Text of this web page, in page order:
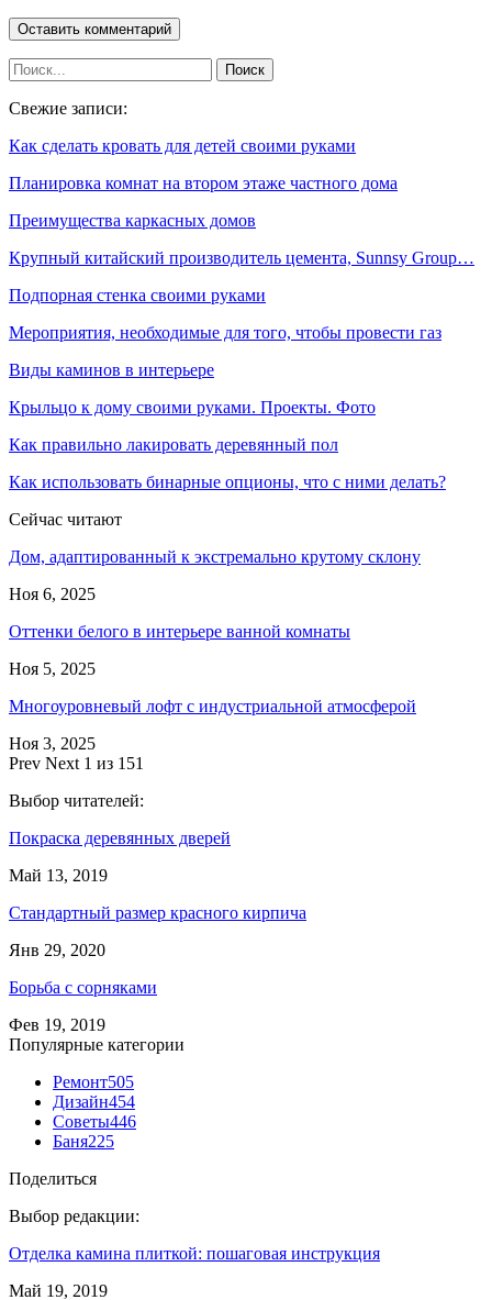
Свежие записи:
Как сделать кровать для детей своими руками
Планировка комнат на втором этаже частного дома
Преимущества каркасных домов
Крупный китайский производитель цемента, Sunnsy Group…
Подпорная стенка своими руками
Мероприятия, необходимые для того, чтобы провести газ
Виды каминов в интерьере
Крыльцо к дому своими руками. Проекты. Фото
Как правильно лакировать деревянный пол
Как использовать бинарные опционы, что с ними делать?
Сейчас читают
Дом, адаптированный к экстремально крутому склону
Ноя 6, 2025
Оттенки белого в интерьере ванной комнаты
Ноя 5, 2025
Многоуровневый лофт с индустриальной атмосферой
Ноя 3, 2025
Prev Next 1 из 151
Выбор читателей:
Покраска деревянных дверей
Май 13, 2019
Стандартный размер красного кирпича
Янв 29, 2020
Борьба с сорняками
Фев 19, 2019
Популярные категории
Ремонт505
Дизайн454
Советы446
Баня225
Поделиться
Выбор редакции:
Отделка камина плиткой: пошаговая инструкция
Май 19, 2019